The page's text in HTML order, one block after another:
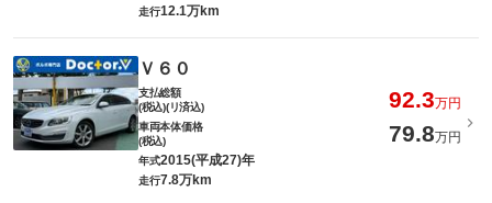
走行12.1万km
Ｖ６０
支払総額
(税込)(リ済込)
92.3万円
車両本体価格
(税込)
79.8万円
年式2015(平成27)年
走行7.8万km